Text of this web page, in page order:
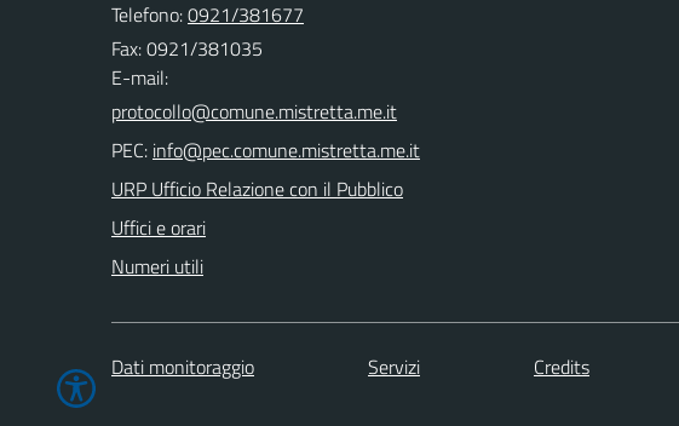
Telefono:0921/381677
Fax: 0921/381035
E-mail:
PEC:
URP Ufficio Relazione con il Pubblico
Uffici e orari
Numeri utili
Dati monitoraggio Servizi Credits